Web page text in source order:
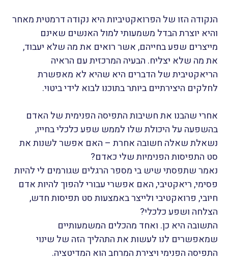
הנקודה הזו של הפרואקטיביות היא נקודה דרמטית מאחר
והיא יוצרת הבדל משמעותי למול האנשים שאינם
מייצרים שפע בחייהם, אשר רואים את מה שלא יעבוד,
את מה שלא יצליח. הבעיה המרכזית עם הראיה
הריאקטיבית של הדברים היא שהיא לא מאפשרת
לחלקים היצירתיים ביותר בתוכנו לבוא לידי ביטוי.
אחרי שהבנו את חשיבות התפיסה הפנימית של האדם
בהשפעה על היכולת שלו לממש שפע כלכלי בחייו,
נשאלת שאלה חשובה אחרת – האם אפשר לשנות את
סט התפיסות הפנימיות שלי כאדם?
נאמר שתפסתי שיש בי מספר הרגלים שגורמים לי להיות
פסימי, ריאקטיבי, האם אפשרי עבורי להפוך להיות אדם
חיובי, פרואקטיבי ולייצר באמצעות סט תפיסות חדש,
הצלחה ושפע כלכלי?
התשובה היא כן. ואחד מהכלים המשמעותיים
שמאפשרים לנו לעשות את התהליך הזה של שינוי
התפיסה הפנימי ויצירת המרחב הוא המדיטציה.